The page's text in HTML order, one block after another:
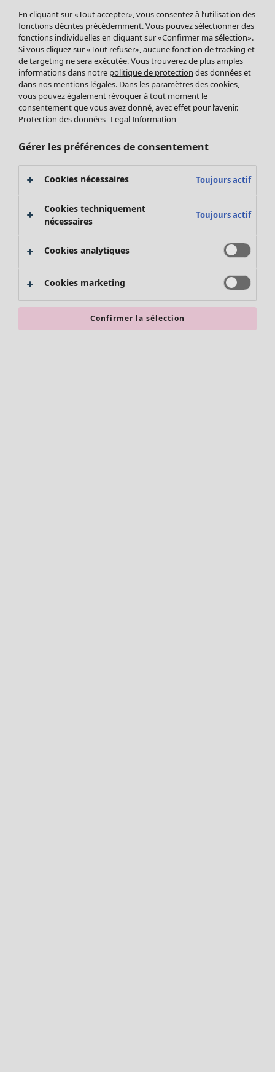
Leggings et collants
Accessoires
Chaussures
Vêtements de bain
Basics
Soldes Mobilier
Bonnes affaires déco
Décoration
Textiles
Tapis
Éponge
Promos SOLDES
Les promos de Gudrun Sjödén
Nouvel arrivage
Bonnes affaires en soldes - jusqu'à -70
En cliquant sur «Tout accepter», vous consentez à l’utilisation des
fonctions décrites précédemment. Vous pouvez sélectionner des
fonctions individuelles en cliquant sur «Confirmer ma sélection».
Si vous cliquez sur «Tout refuser», aucune fonction de tracking et
de targeting ne sera exécutée. Vous trouverez de plus amples
informations dans notre politique de protection des données et
dans nos mentions légales. Dans les paramètres des cookies,
vous pouvez également révoquer à tout moment le
consentement que vous avez donné, avec effet pour l’avenir.
Protection des données Legal Information
Gérer les préférences de consentement
Cookies nécessaires Toujours actif
Cookies techniquement
nécessaires
Toujours actif
Cookies analytiques
Cookies marketing
Confirmer la sélection